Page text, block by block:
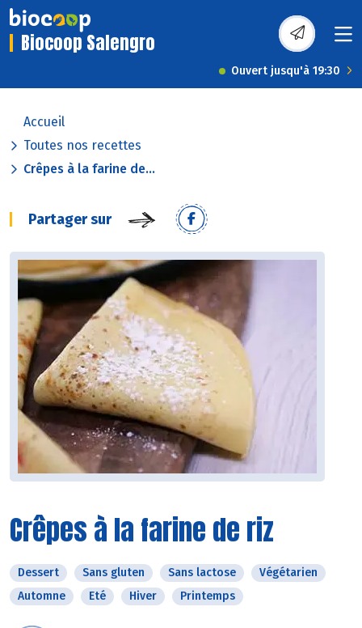
Biocoop Salengro
Ouvert jusqu'à 19:30
Accueil
Toutes nos recettes
Crêpes à la farine de...
Partager sur
Crêpes à la farine de riz
Dessert Sans gluten Sans lactose
Végétarien
Automne
Eté Hiver Printemps